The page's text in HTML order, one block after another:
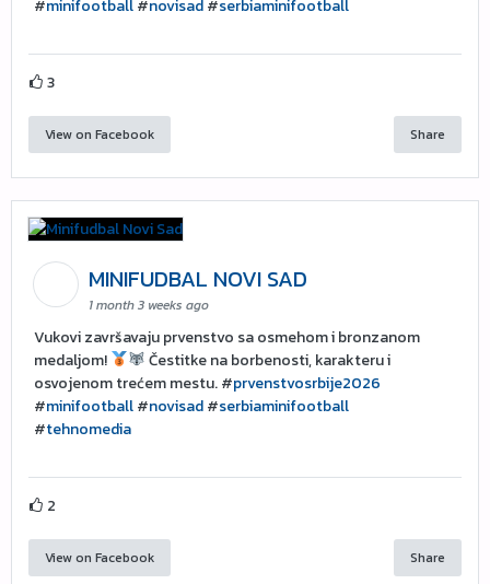
#minifootball#novisad#serbiaminifootball
3
View on Facebook Share
MINIFUDBAL NOVI SAD
1 month 3 weeks ago
Vukovi završavaju prvenstvo sa osmehom i bronzanom
medaljom!
Čestitke na borbenosti, karakteru i
osvojenom trećem mestu. #prvenstvosrbije2026
#minifootball#novisad#serbiaminifootball
#tehnomedia
2
View on Facebook Share